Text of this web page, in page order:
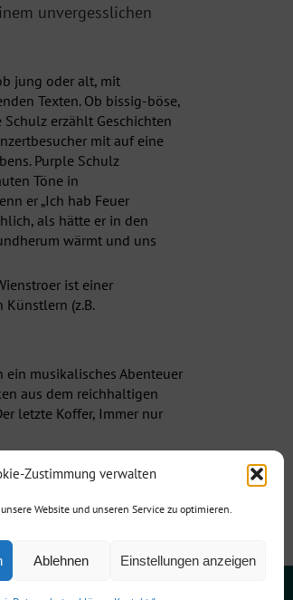
Zustimmung verwalten
Website und unseren Service zu optimieren.
Ablehnen Einstellungen anzeigen
unvergesslichen
jung oder alt, mit
Texten. Ob bissig-böse,
erzählt Geschichten
mit auf eine
Purple Schulz
Töne in
er „Ich hab Feuer
als hätte er in den
wärmt und uns
ist einer
(z.B.
musikalisches Abenteuer
aus dem reichhaltigen
letzte Koffer, Immer nur